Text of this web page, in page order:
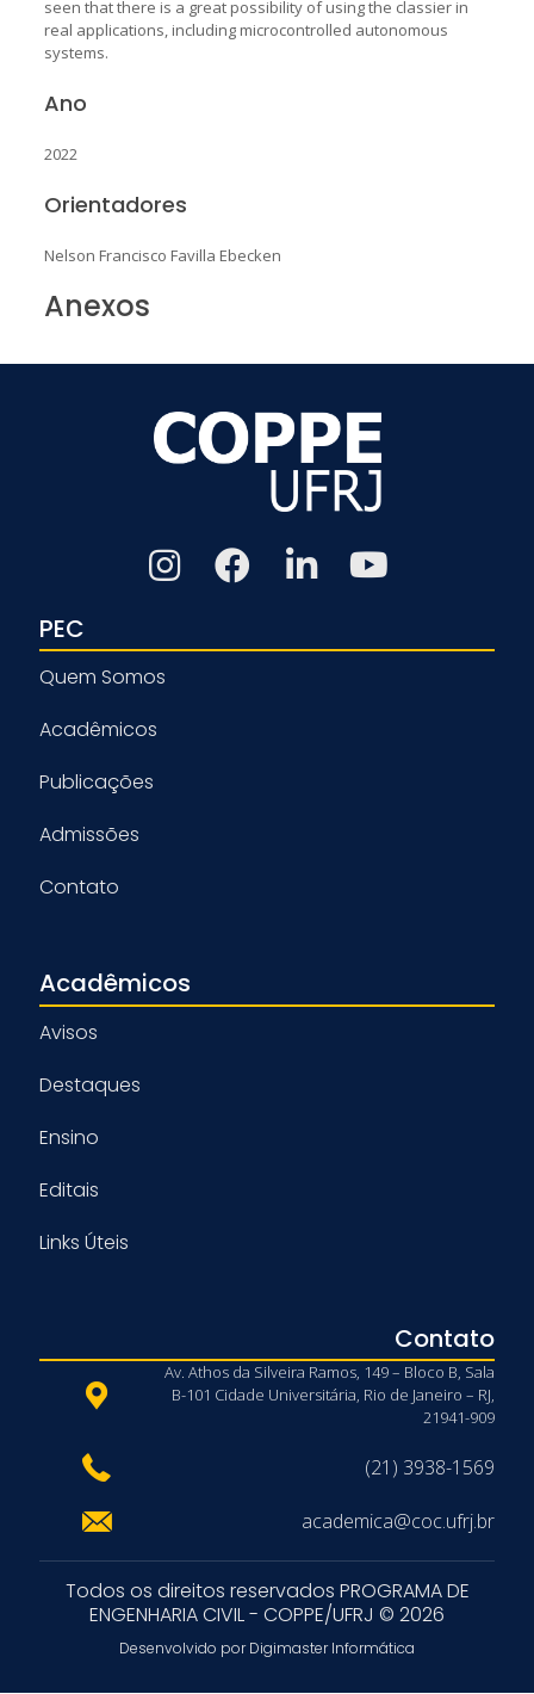
seen that there is a great possibility of using the classier in
real applications, including microcontrolled autonomous
systems.
Ano
2022
Orientadores
Nelson Francisco Favilla Ebecken
Anexos
PEC
Quem Somos
Acadêmicos
Publicações
Admissões
Contato
Acadêmicos
Avisos
Destaques
Ensino
Editais
Links Úteis
Contato
Av. Athos da Silveira Ramos, 149 – Bloco B, Sala
B-101 Cidade Universitária, Rio de Janeiro – RJ,
21941-909
(21) 3938-1569
academica@coc.ufrj.br
Todos os direitos reservados PROGRAMA DE
ENGENHARIA CIVIL - COPPE/UFRJ © 2026
Desenvolvido por Digimaster Informática